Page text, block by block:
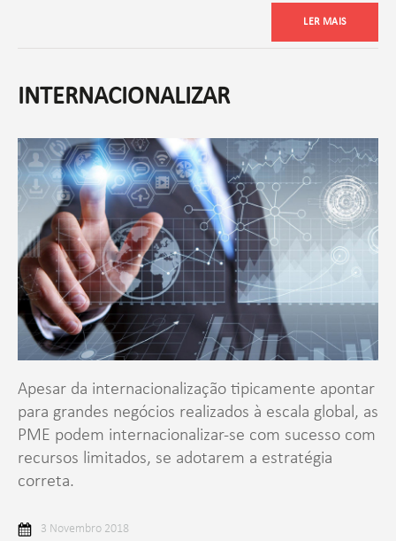
LER MAIS
INTERNACIONALIZAR
Apesar da internacionalização tipicamente apontar
para grandes negócios realizados à escala global, as
PME podem internacionalizar-se com sucesso com
recursos limitados, se adotarem a estratégia
correta.
3 Novembro 2018